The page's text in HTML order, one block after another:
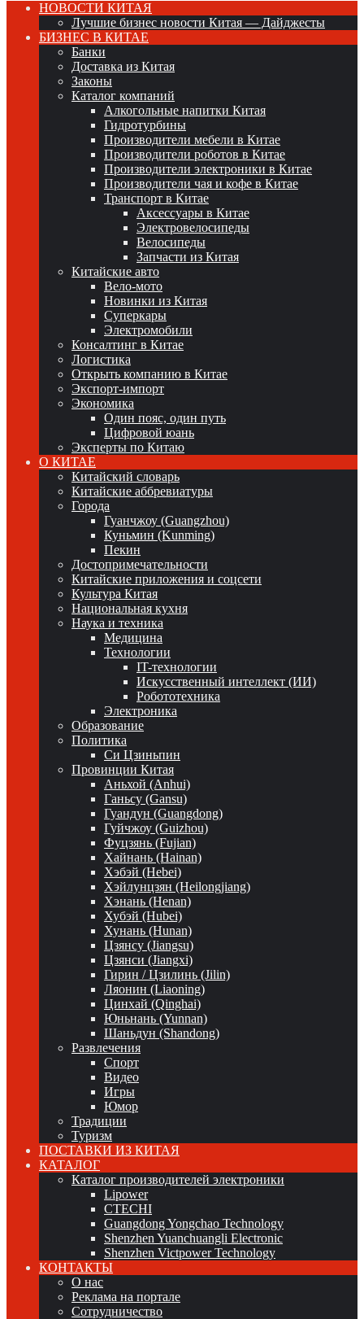
НОВОСТИ КИТАЯ
Лучшие бизнес новости Китая — Дайджесты
БИЗНЕС В КИТАЕ
Банки
Доставка из Китая
Законы
Каталог компаний
Алкогольные напитки Китая
Гидротурбины
Производители мебели в Китае
Производители роботов в Китае
Производители электроники в Китае
Производители чая и кофе в Китае
Транспорт в Китае
Аксессуары в Китае
Электровелосипеды
Велосипеды
Запчасти из Китая
Китайские авто
Вело-мото
Новинки из Китая
Суперкары
Электромобили
Консалтинг в Китае
Логистика
Открыть компанию в Китае
Экспорт-импорт
Экономика
Один пояс, один путь
Цифровой юань
Эксперты по Китаю
О КИТАЕ
Китайский словарь
Китайские аббревиатуры
Города
Гуанчжоу (Guangzhou)
Куньмин (Kunming)
Пекин
Достопримечательности
Китайские приложения и соцсети
Культура Китая
Национальная кухня
Наука и техника
Медицина
Технологии
IT-технологии
Искусственный интеллект (ИИ)
Робототехника
Электроника
Образование
Политика
Си Цзиньпин
Провинции Китая
Аньхой (Anhui)
Ганьсу (Gansu)
Гуандун (Guangdong)
Гуйчжоу (Guizhou)
Фуцзянь (Fujian)
Хайнань (Hainan)
Хэбэй (Hebei)
Хэйлунцзян (Heilongjiang)
Хэнань (Henan)
Хубэй (Hubei)
Хунань (Hunan)
Цзянсу (Jiangsu)
Цзянси (Jiangxi)
Гирин / Цзилинь (Jilin)
Ляонин (Liaoning)
Цинхай (Qinghai)
Юньнань (Yunnan)
Шаньдун (Shandong)
Развлечения
Спорт
Видео
Игры
Юмор
Традиции
Туризм
ПОСТАВКИ ИЗ КИТАЯ
КАТАЛОГ
Каталог производителей электроники
Lipower
CTECHI
Guangdong Yongchao Technology
Shenzhen Yuanchuangli Electronic
Shenzhen Victpower Technology
КОНТАКТЫ
О нас
Реклама на портале
Сотрудничество